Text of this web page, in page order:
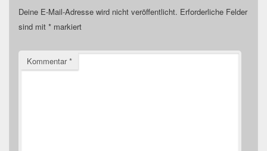
Deine E-Mail-Adresse wird nicht veröffentlicht. Erforderliche Felder
sind mit * markiert
Kommentar*